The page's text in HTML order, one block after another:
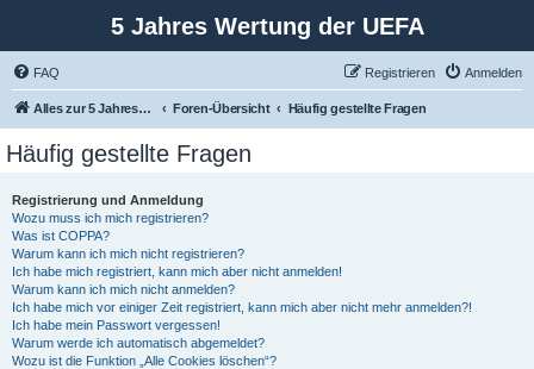
5 Jahres Wertung der UEFA
FAQ Anmelden
Registrieren
Alles zur 5 Jahreswertung / Tabelle der UEFA mit vielen Statistiken. Foren-Übersicht Häufig gestellte Fragen
Häufig gestellte Fragen
Registrierung und Anmeldung
Wozu muss ich mich registrieren?
Was ist COPPA?
Warum kann ich mich nicht registrieren?
Ich habe mich registriert, kann mich aber nicht anmelden!
Warum kann ich mich nicht anmelden?
Ich habe mich vor einiger Zeit registriert, kann mich aber nicht mehr anmelden?!
Ich habe mein Passwort vergessen!
Warum werde ich automatisch abgemeldet?
Wozu ist die Funktion „Alle Cookies löschen“?